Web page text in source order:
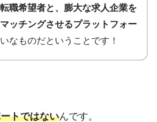
職希望者と、膨大な求人企業を
ッチングさせるプラットフォー
なものだということです！
トではないんです。